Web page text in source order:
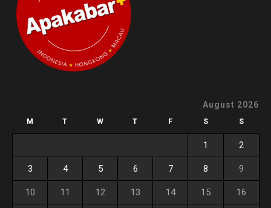
August 2026
M T W T F S S
1 2
3 4 5 6 7 8 9
10 11 12 13 14 15 16